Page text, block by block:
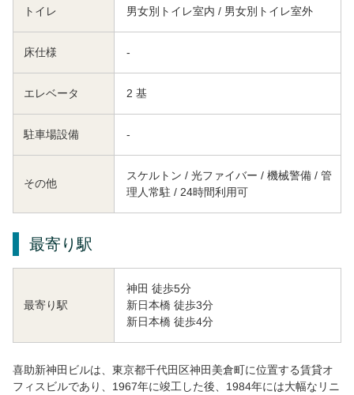
トイレ 男女別トイレ室内 / 男女別トイレ室外
床仕様 -
エレベータ 2 基
駐車場設備 -
その他
スケルトン / 光ファイバー / 機械警備 / 管
理人常駐 / 24時間利用可
最寄り駅
最寄り駅
神田 徒歩5分
新日本橋 徒歩3分
新日本橋 徒歩4分
喜助新神田ビルは、東京都千代田区神田美倉町に位置する賃貸オ
フィスビルであり、1967年に竣工した後、1984年には大幅なリニ